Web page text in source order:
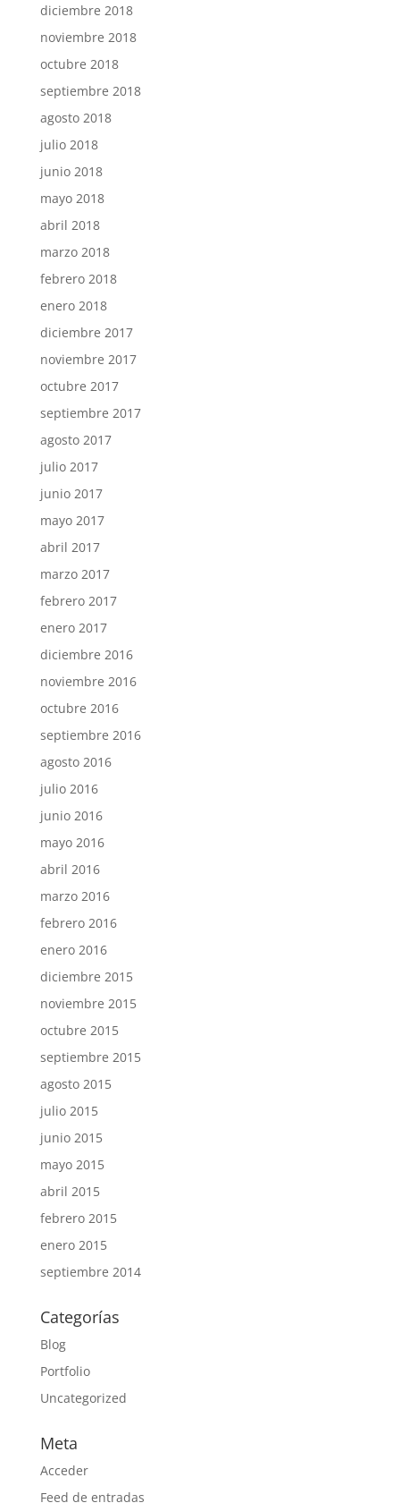
diciembre 2018
noviembre 2018
octubre 2018
septiembre 2018
agosto 2018
julio 2018
junio 2018
mayo 2018
abril 2018
marzo 2018
febrero 2018
enero 2018
diciembre 2017
noviembre 2017
octubre 2017
septiembre 2017
agosto 2017
julio 2017
junio 2017
mayo 2017
abril 2017
marzo 2017
febrero 2017
enero 2017
diciembre 2016
noviembre 2016
octubre 2016
septiembre 2016
agosto 2016
julio 2016
junio 2016
mayo 2016
abril 2016
marzo 2016
febrero 2016
enero 2016
diciembre 2015
noviembre 2015
octubre 2015
septiembre 2015
agosto 2015
julio 2015
junio 2015
mayo 2015
abril 2015
febrero 2015
enero 2015
septiembre 2014
Categorías
Blog
Portfolio
Uncategorized
Meta
Acceder
Feed de entradas